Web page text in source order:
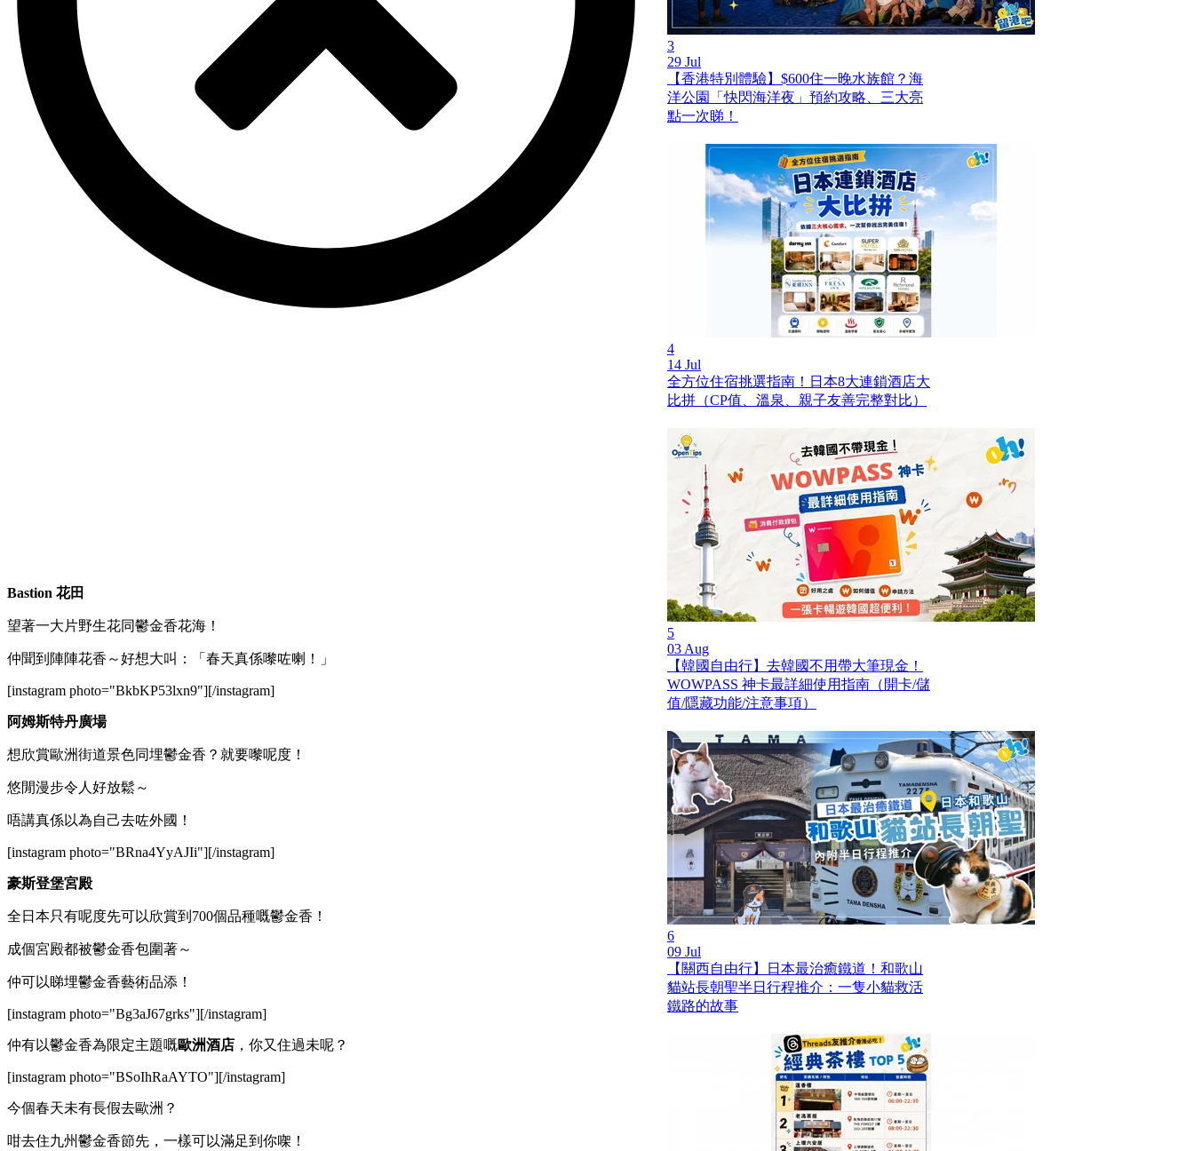
Bastion 花田
望著一大片野生花同鬱金香花海！
仲聞到陣陣花香～好想大叫：「春天真係嚟咗喇！」
[instagram photo="BkbKP53lxn9"][/instagram]
阿姆斯特丹廣場
想欣賞歐洲街道景色同埋鬱金香？就要嚟呢度！
悠閒漫步令人好放鬆～
唔講真係以為自己去咗外國！
[instagram photo="BRna4YyAJIi"][/instagram]
豪斯登堡宮殿
全日本只有呢度先可以欣賞到700個品種嘅鬱金香！
成個宮殿都被鬱金香包圍著～
仲可以睇埋鬱金香藝術品添！
[instagram photo="Bg3aJ67grks"][/instagram]
仲有以鬱金香為限定主題嘅歐洲酒店 ，你又住過未呢？
[instagram photo="BSoIhRaAYTO"][/instagram]
今個春天未有長假去歐洲？
咁去住九州鬱金香節先，一樣可以滿足到你㗎！
3
29 Jul
【香港特別體驗】$600住一晚水族館？海
洋公園「快閃海洋夜」預約攻略、三大亮
點一次睇！
4
14 Jul
全方位住宿挑選指南！日本8大連鎖酒店大
比拼（CP值、溫泉、親子友善完整對比）
5
03 Aug
【韓國自由行】去韓國不用帶大筆現金！
WOWPASS 神卡最詳細使用指南（開卡/儲
值/隱藏功能/注意事項）
6
09 Jul
【關西自由行】日本最治癒鐵道！和歌山
貓站長朝聖半日行程推介：一隻小貓救活
鐵路的故事